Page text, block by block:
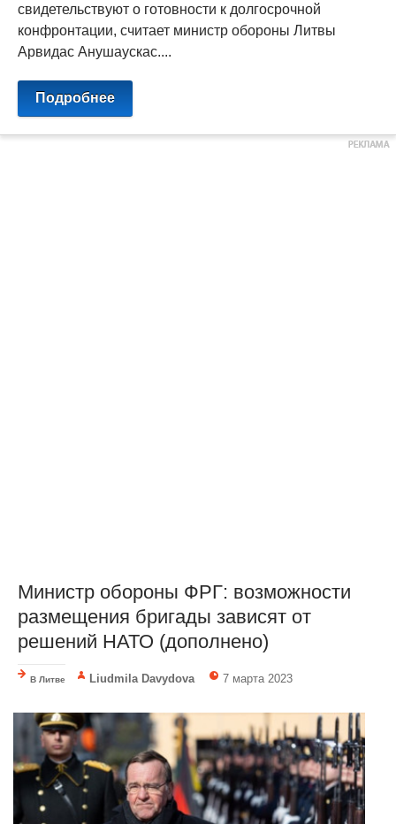
свидетельствуют о готовности к долгосрочной
конфронтации, считает министр обороны Литвы
Арвидас Анушаускас....
Подробнее
Министр обороны ФРГ: возможности
размещения бригады зависят от
решений НАТО (дополнено)
В Литве Liudmila Davydova 7 марта 2023